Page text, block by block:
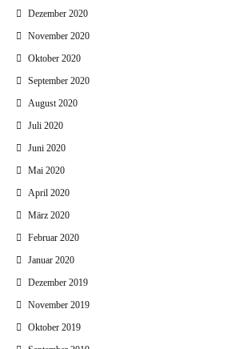
Dezember 2020
November 2020
Oktober 2020
September 2020
August 2020
Juli 2020
Juni 2020
Mai 2020
April 2020
März 2020
Februar 2020
Januar 2020
Dezember 2019
November 2019
Oktober 2019